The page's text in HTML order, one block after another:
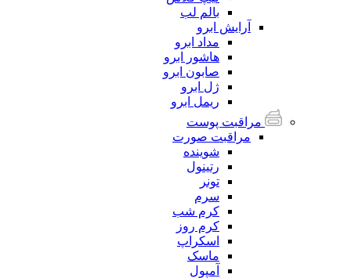
بالم لب
آرایش ابرو
مداد ابرو
هاشور ابرو
صابون ابرو
ژل ابرو
ریمل ابرو
مراقبت پوست
مراقبت صورت
شوینده
رتینول
تونر
سرم
کرم شب
کرم روز
اسکراپ
ماسک
آمپول